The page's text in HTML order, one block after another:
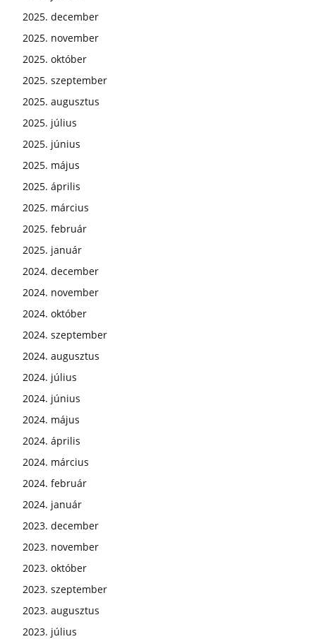
2025. december
2025. november
2025. október
2025. szeptember
2025. augusztus
2025. július
2025. június
2025. május
2025. április
2025. március
2025. február
2025. január
2024. december
2024. november
2024. október
2024. szeptember
2024. augusztus
2024. július
2024. június
2024. május
2024. április
2024. március
2024. február
2024. január
2023. december
2023. november
2023. október
2023. szeptember
2023. augusztus
2023. július